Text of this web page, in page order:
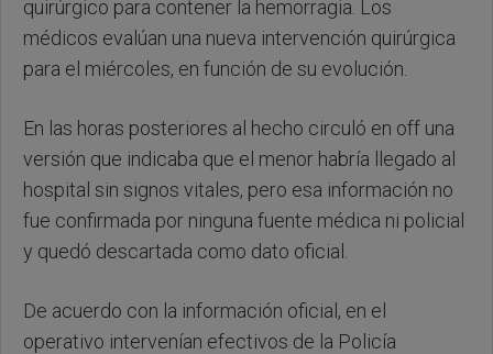
quirúrgico para contener la hemorragia. Los
médicos evalúan una nueva intervención quirúrgica
para el miércoles, en función de su evolución.
En las horas posteriores al hecho circuló en off una
versión que indicaba que el menor habría llegado al
hospital sin signos vitales, pero esa información no
fue confirmada por ninguna fuente médica ni policial
y quedó descartada como dato oficial.
De acuerdo con la información oficial, en el
operativo intervenían efectivos de la Policía